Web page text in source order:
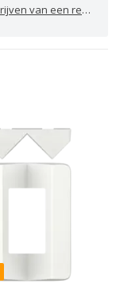
van een review